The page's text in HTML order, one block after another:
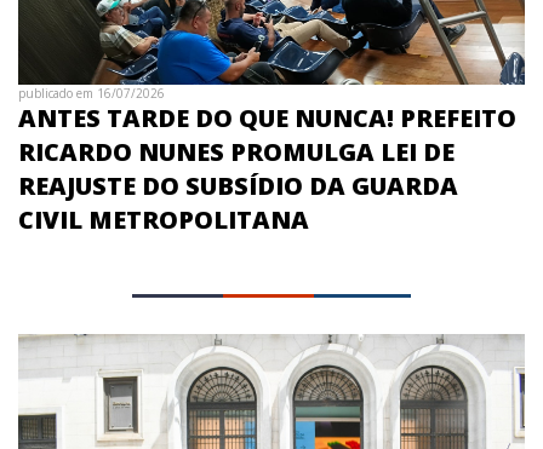
publicado em 16/07/2026
ANTES TARDE DO QUE NUNCA! PREFEITO
RICARDO NUNES PROMULGA LEI DE
REAJUSTE DO SUBSÍDIO DA GUARDA
CIVIL METROPOLITANA